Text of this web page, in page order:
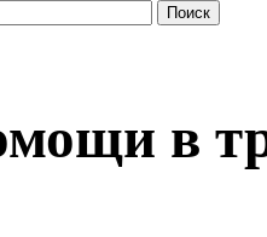
Поиск
в